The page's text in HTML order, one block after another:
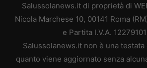
Salussolanews.it di proprietà di
Nicola Marchese 10, 00141 Roma
e Partita I.V.A.
Salussolanews.it non è una
quanto viene aggiornato senza